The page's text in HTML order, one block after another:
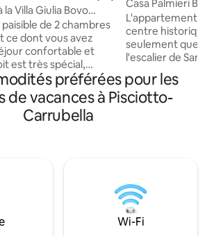
Villa Giulia Bovo
de 2 chambres
ce dont vous avez
confortable et
est très spécial,
entouré d'arbres et
belle terrasse avec
et des vues sur le
et une autre dans le
et à 6 km de la
de Torre Salsa.
un arbre pour chaque
Casa Palmieri
L'appartement
centre historique
seulement
l'escalier de
d'autres
Construite en
noble, la maison
chambre
avec des
cuisine, d'une
balcons.
préférées pour les
de vacances à Pisciotto-
Carrubella
Wi-Fi